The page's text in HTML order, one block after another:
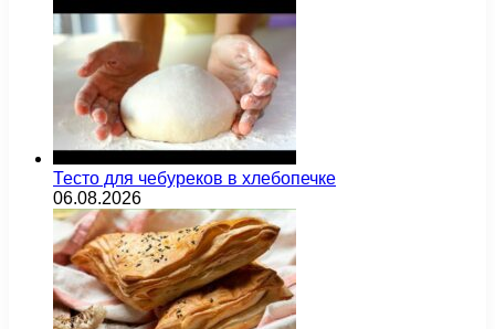
Тесто для чебуреков в хлебопечке
06.08.2026